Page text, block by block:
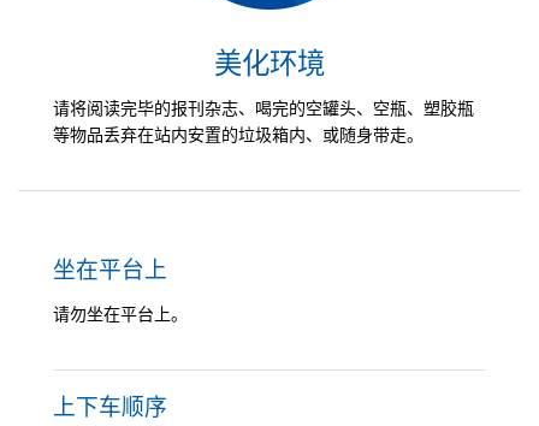
美化环境
请将阅读完毕的报刊杂志、喝完的空罐头、空瓶、塑胶瓶
等物品丢弃在站内安置的垃圾箱内、或随身带走。
坐在平台上
请勿坐在平台上。
上下车顺序